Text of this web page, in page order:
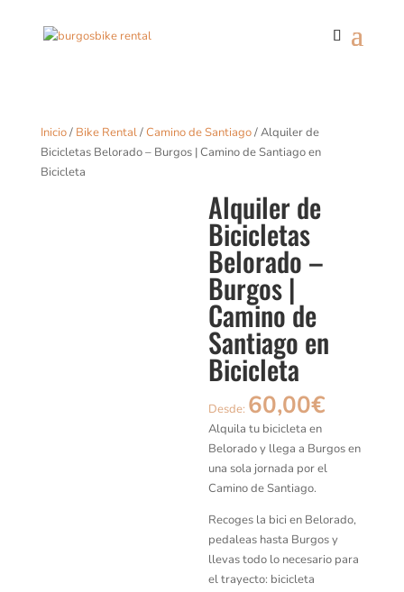
Inicio/ Bike Rental/Camino de Santiago/ Alquiler de
Bicicletas Belorado – Burgos | Camino de Santiago en
Bicicleta
Alquiler de
Bicicletas
Belorado –
Burgos |
Camino de
Santiago en
Bicicleta
Desde: 60,00€
Alquila tu bicicleta en
Belorado y llega a Burgos en
una sola jornada por el
Camino de Santiago.
Recoges la bici en Belorado,
pedaleas hasta Burgos y
llevas todo lo necesario para
el trayecto: bicicleta